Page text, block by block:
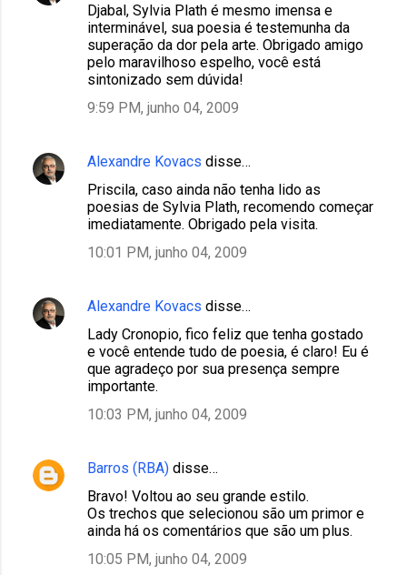
Djabal, Sylvia Plath é mesmo imensa e
interminável, sua poesia é testemunha da
superação da dor pela arte. Obrigado amigo
pelo maravilhoso espelho, você está
sintonizado sem dúvida!
9:59 PM, junho 04, 2009
Alexandre Kovacs disse…
Priscila, caso ainda não tenha lido as
poesias de Sylvia Plath, recomendo começar
imediatamente. Obrigado pela visita.
10:01 PM, junho 04, 2009
Alexandre Kovacs disse…
Lady Cronopio, fico feliz que tenha gostado
e você entende tudo de poesia, é claro! Eu é
que agradeço por sua presença sempre
importante.
10:03 PM, junho 04, 2009
Barros (RBA) disse…
Bravo! Voltou ao seu grande estilo.
Os trechos que selecionou são um primor e
ainda há os comentários que são um plus.
10:05 PM, junho 04, 2009